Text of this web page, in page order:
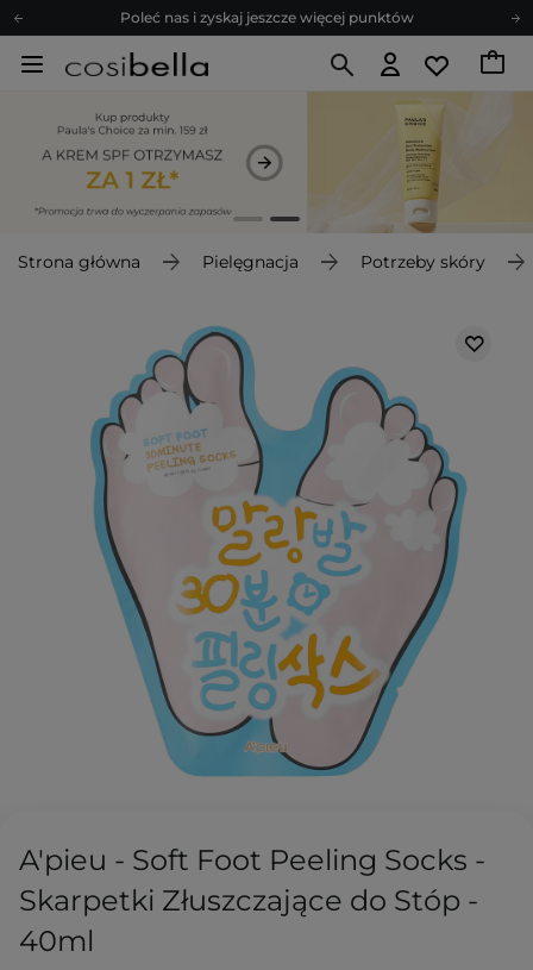
Poleć nas i zyskaj jeszcze więcej punktów
Zapisz się na newsletter pełen porad
Z nami to możliwe! Realizacja zamówienia do 24h.
Poleć nas i zyskaj jeszcze więcej punktów
Zapisz się na newsletter pełen porad
Strona główna Pielęgnacja Potrzeby skóry
A'pieu - Soft Foot Peeling Socks -
Skarpetki Złuszczające do Stóp -
40ml